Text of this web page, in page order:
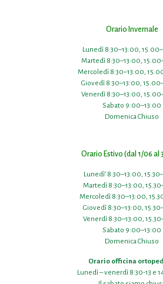
Orario Invernale
Lunedì 8:30–13:00,
Martedì 8:30–13:00,
Mercoledì 8:30–13:00,
Giovedì 8:30–13:00,
Venerdì 8:30–13:00,
Sabato 9:00–13:00
Domenica Chiuso
Orario Estivo (dal 1/06 al
Lunedì’ 8:30–13:00,
Martedì 8:30–13:00,
Mercoledì 8:30–13:00,
Giovedì 8:30–13:00,
Venerdì 8:30–13:00,
Sabato 9:00–13:00
Domenica Chiuso
Orario officina
Lunedì – venerdì 8:30-13 e